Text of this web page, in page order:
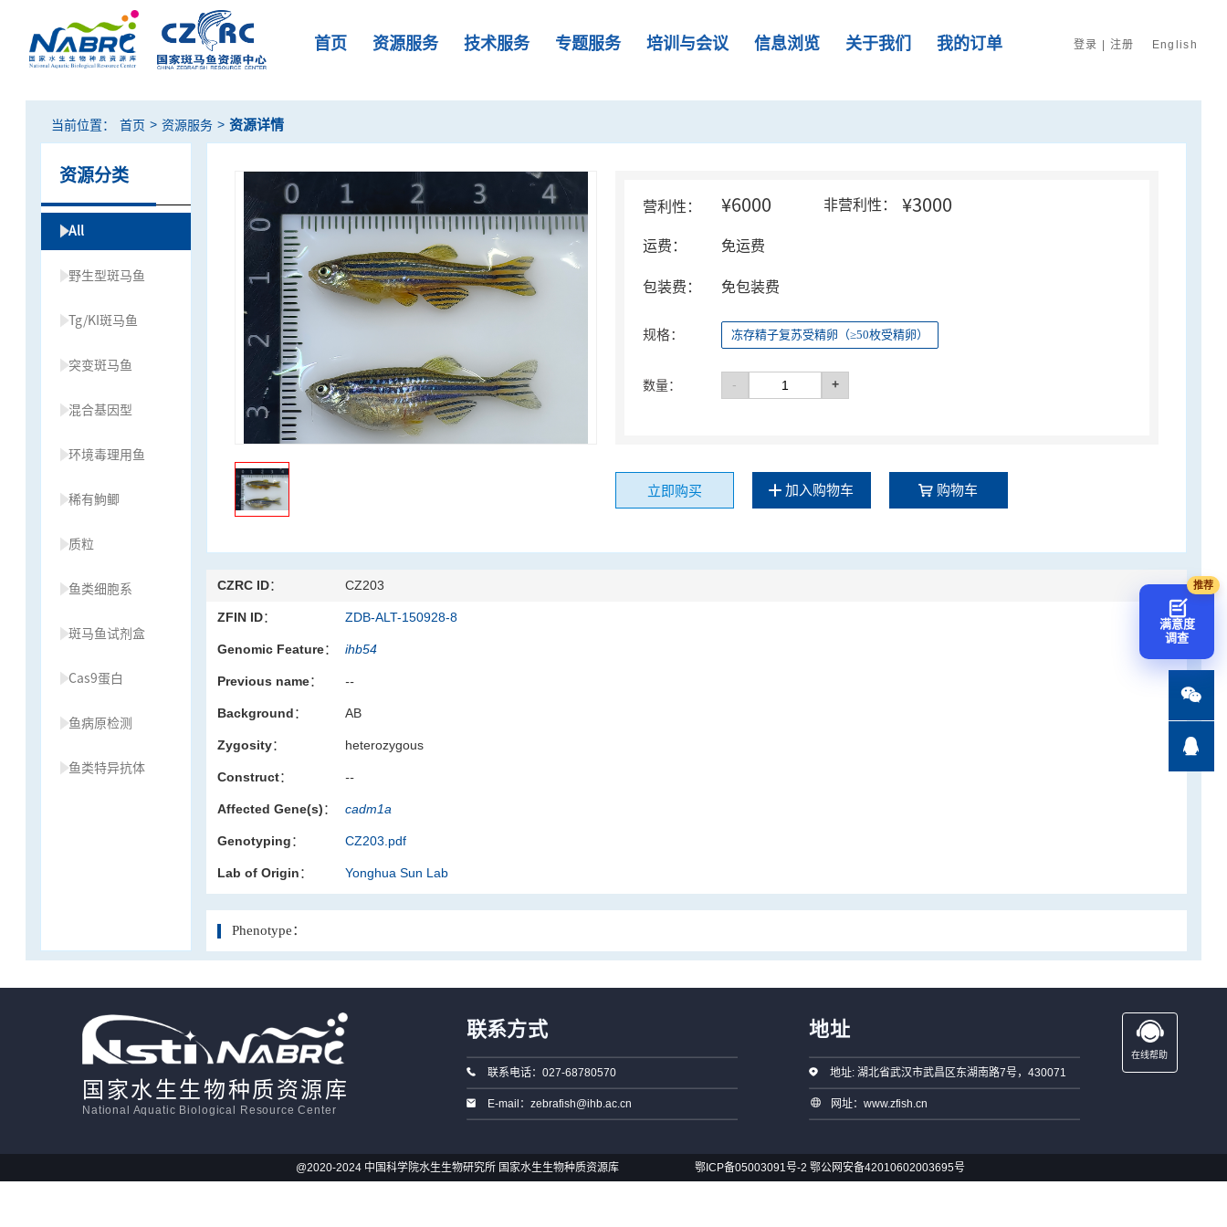
首页 资源服务 技术服务 专题服务 培训与会议 信息浏览 关于我们 我的订单 登录 | 注册 English
当前位置： 首页 > 资源服务 > 资源详情
资源分类
All
野生型斑马鱼
Tg/KI斑马鱼
突变斑马鱼
混合基因型
环境毒理用鱼
稀有鮈鲫
质粒
鱼类细胞系
斑马鱼试剂盒
Cas9蛋白
鱼病原检测
鱼类特异抗体
营利性： ¥6000 非营利性： ¥3000
运费： 免运费
包装费： 免包装费
规格： 冻存精子复苏受精卵（≥50枚受精卵）
数量： - +
立即购买 加入购物车 购物车
CZRC ID： CZ203
ZFIN ID： ZDB-ALT-150928-8
Genomic Feature： ihb54
Previous name： --
Background： AB
Zygosity： heterozygous
Construct： --
Affected Gene(s)： cadm1a
Genotyping： CZ203.pdf
Lab of Origin： Yonghua Sun Lab
Phenotype：
国家水生生物种质资源库
National Aquatic Biological Resource Center
联系方式
联系电话：027-68780570
E-mail：zebrafish@ihb.ac.cn
地址
地址: 湖北省武汉市武昌区东湖南路7号，430071
网址：www.zfish.cn
在线帮助
@2020-2024 中国科学院水生生物研究所 国家水生生物种质资源库 鄂ICP备05003091号-2 鄂公网安备42010602003695号
满意度
调查

